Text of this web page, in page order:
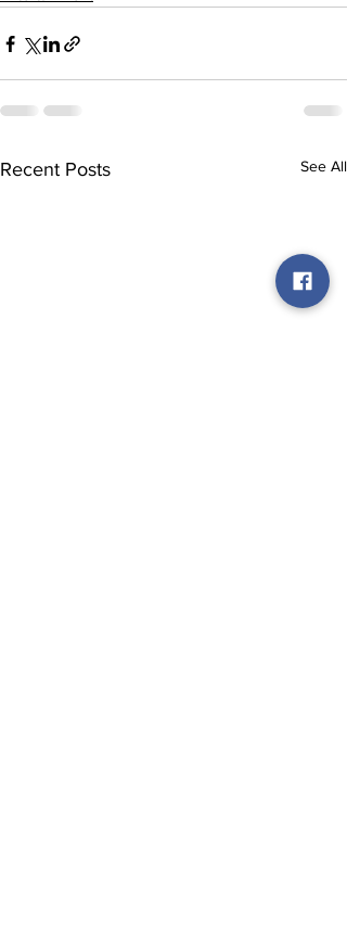
Recent Posts See All